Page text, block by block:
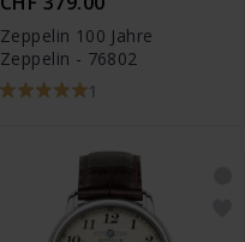
Zeppelin 100 Jahre
Zeppelin - 76802
1